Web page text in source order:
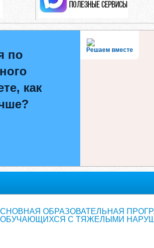
Решаем вместе
по
как
ОБРАЗОВАТЕЛЬНАЯ
С ТЯЖЕЛЫМИ